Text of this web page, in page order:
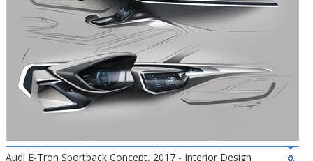
Audi E-Tron Sportback Concept, 2017 - Interior Design